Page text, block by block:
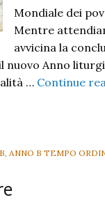
Mondiale dei
Mentre
avvicina la
nuovo Anno
… Continue
ANNO B TEMPO